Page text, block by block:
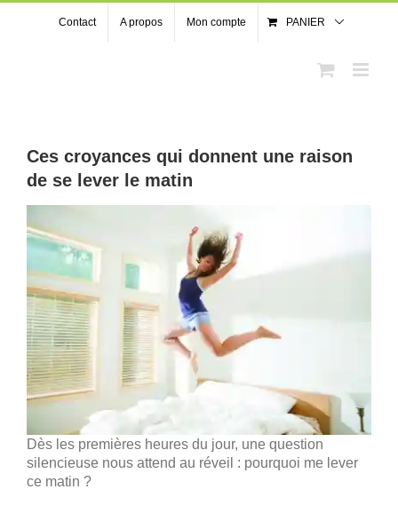
Contact A propos Mon compte PANIER
Ces croyances qui donnent une raison
de se lever le matin
Dès les premières heures du jour, une question
silencieuse nous attend au réveil : pourquoi me lever
ce matin ?